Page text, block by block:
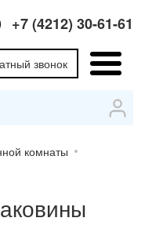
+7 (4212) 30-61-61
звонок
комнаты